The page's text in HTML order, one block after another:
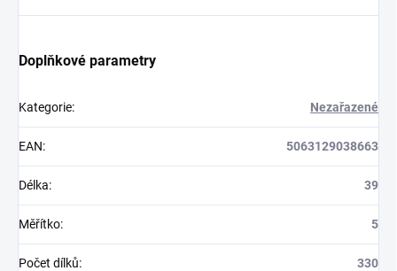
Doplňkové parametry
Kategorie: Nezařazené
EAN: 5063129038663
Délka: 39
Měřítko: 5
Počet dílků: 330